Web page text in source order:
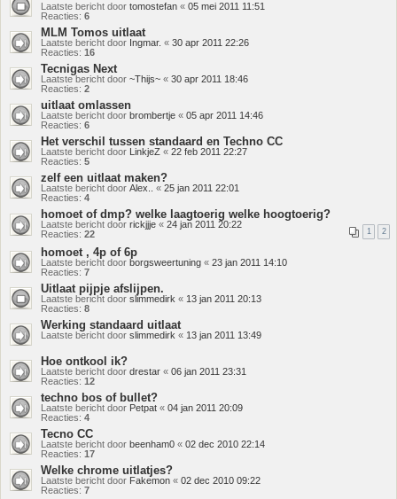
Laatste bericht door tomostefan « 05 mei 2011 11:51
Reacties: 6
MLM Tomos uitlaat
Laatste bericht door Ingmar. « 30 apr 2011 22:26
Reacties: 16
Tecnigas Next
Laatste bericht door ~Thijs~ « 30 apr 2011 18:46
Reacties: 2
uitlaat omlassen
Laatste bericht door brombertje « 05 apr 2011 14:46
Reacties: 6
Het verschil tussen standaard en Techno CC
Laatste bericht door LinkjeZ « 22 feb 2011 22:27
Reacties: 5
zelf een uitlaat maken?
Laatste bericht door Alex.. « 25 jan 2011 22:01
Reacties: 4
homoet of dmp? welke laagtoerig welke hoogtoerig?
Laatste bericht door rickjjje « 24 jan 2011 20:22
Reacties: 22 1 2
homoet , 4p of 6p
Laatste bericht door borgsweertuning « 23 jan 2011 14:10
Reacties: 7
Uitlaat pijpje afslijpen.
Laatste bericht door slimmedirk « 13 jan 2011 20:13
Reacties: 8
Werking standaard uitlaat
Laatste bericht door slimmedirk « 13 jan 2011 13:49
Hoe ontkool ik?
Laatste bericht door drestar « 06 jan 2011 23:31
Reacties: 12
techno bos of bullet?
Laatste bericht door Petpat « 04 jan 2011 20:09
Reacties: 4
Tecno CC
Laatste bericht door beenham0 « 02 dec 2010 22:14
Reacties: 17
Welke chrome uitlatjes?
Laatste bericht door Fakemon « 02 dec 2010 09:22
Reacties: 7